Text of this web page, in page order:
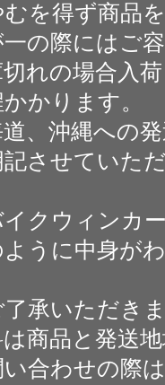
むを得ず商品
の際にはご
切れの場合入
かります。
道、沖縄への
記させていた
クウィンカ
ように中身が
承いただき
は商品と発送
合わせの際